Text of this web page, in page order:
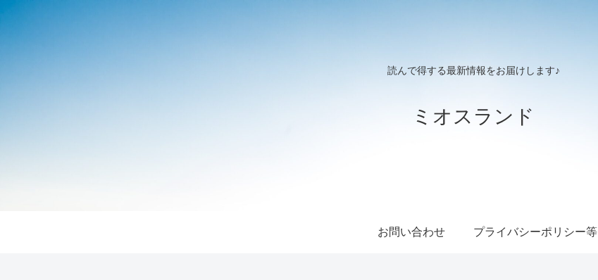
読んで得する最新情報をお届けします♪
ミオスランド
お問い合わせ プライバシーポリシー等